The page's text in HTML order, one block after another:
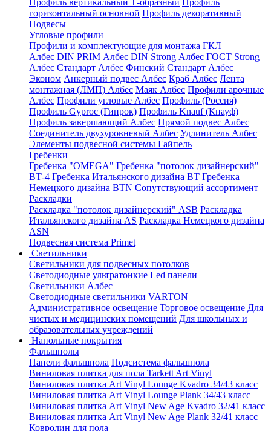
Профиль вертикальный Т-образный
Профиль
горизонтальный основной Профиль декоративный
Подвесы
Угловые профили
Профили и комплектующие для монтажа ГКЛ
Албес DIN PRIM Албес DIN Strong Албес ГОСТ Strong
Албес Стандарт Албес Финский Стандарт Албес
Эконом Анкерный подвес Албес Краб Албес Лента
монтажная (ЛМП) Албес Маяк Албес Профили арочные
Албес Профили угловые Албес Профиль (Россия)
Профиль Gyproc (Гипрок) Профиль Knauf (Кнауф)
Профиль завершающий Албес Прямой подвес Албес
Соединитель двухуровневый Албес Удлинитель Албес
Элементы подвесной системы Гайпель
Гребенки
Гребенка "OMEGA" Гребенка "потолок дизайнерский"
ВТ-4 Гребенка Итальянского дизайна BT Гребенка
Немецкого дизайна ВТN Сопутствующий ассортимент
Раскладки
Раскладка "потолок дизайнерский" ASB Раскладка
Итальянского дизайна AS Раскладка Немецкого дизайна
АSN
Подвесная система Primet
Светильники
Светильники для подвесных потолков
Светодиодные ультратонкие Led панели
Светильники Албес
Светодиодные светильники VARTON
Административное освещение Торговое освещение Для
чистых и медицинских помещений Для школьных и
образовательных учреждений
Напольные покрытия
Фальшполы
Панели фальшпола Подсистема фальшпола
Виниловая плитка для пола Tarkett Art Vinyl
Виниловая плитка Art Vinyl Lounge Kvadro 34/43 класс
Виниловая плитка Art Vinyl Lounge Plank 34/43 класс
Виниловая плитка Art Vinyl New Age Kvadro 32/41 класс
Виниловая плитка Art Vinyl New Age Plank 32/41 класс
Ковролин для пола